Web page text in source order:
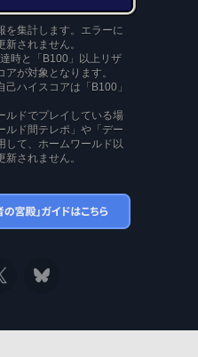
集計します。エラーに
されません。
時と「B100」以上リザ
が対象となります。
ハイスコアは「B100」
ドでプレイしている場
ルド間テレポ」や「デー
して、ホームワールド以
されません。